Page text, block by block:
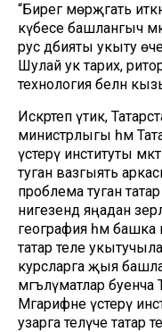
“Бирегә мөрәҗәгать
күбесе башлангыч
рус әдәбияты укыту
Шулай ук тарих,
технология белән
Искәртеп үтик,
министрлыгы һәм
үстерү институты
туган вазгыять
проблема туган
нигезендә яңадан
география һәм башка
татар теле
курсларга җыя
мәгълүматлар
Мәгарифне үстерү
узарга теләүче